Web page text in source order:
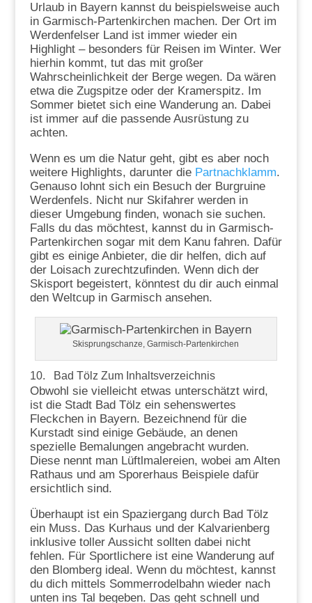
Urlaub in Bayern kannst du beispielsweise auch
in Garmisch-Partenkirchen machen. Der Ort im
Werdenfelser Land ist immer wieder ein
Highlight – besonders für Reisen im Winter. Wer
hierhin kommt, tut das mit großer
Wahrscheinlichkeit der Berge wegen. Da wären
etwa die Zugspitze oder der Kramerspitz. Im
Sommer bietet sich eine Wanderung an. Dabei
ist immer auf die passende Ausrüstung zu
achten.
Wenn es um die Natur geht, gibt es aber noch
weitere Highlights, darunter die Partnachklamm.
Genauso lohnt sich ein Besuch der Burgruine
Werdenfels. Nicht nur Skifahrer werden in
dieser Umgebung finden, wonach sie suchen.
Falls du das möchtest, kannst du in Garmisch-
Partenkirchen sogar mit dem Kanu fahren. Dafür
gibt es einige Anbieter, die dir helfen, dich auf
der Loisach zurechtzufinden. Wenn dich der
Skisport begeistert, könntest du dir auch einmal
den Weltcup in Garmisch ansehen.
Skisprungschanze, Garmisch-Partenkirchen
10. Bad Tölz Zum Inhaltsverzeichnis
Obwohl sie vielleicht etwas unterschätzt wird,
ist die Stadt Bad Tölz ein sehenswertes
Fleckchen in Bayern. Bezeichnend für die
Kurstadt sind einige Gebäude, an denen
spezielle Bemalungen angebracht wurden.
Diese nennt man Lüftlmalereien, wobei am Alten
Rathaus und am Sporerhaus Beispiele dafür
ersichtlich sind.
Überhaupt ist ein Spaziergang durch Bad Tölz
ein Muss. Das Kurhaus und der Kalvarienberg
inklusive toller Aussicht sollten dabei nicht
fehlen. Für Sportlichere ist eine Wanderung auf
den Blomberg ideal. Wenn du möchtest, kannst
du dich mittels Sommerrodelbahn wieder nach
unten ins Tal begeben. Das geht schnell und